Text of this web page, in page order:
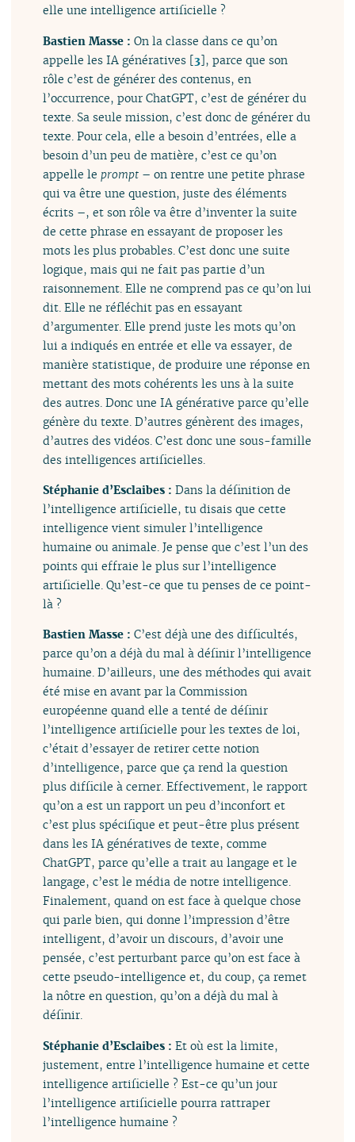
elle une intelligence artificielle ?
Bastien Masse :On la classe dans ce qu’on
appelle les IA génératives [3], parce que son
rôle c’est de générer des contenus, en
l’occurrence, pour ChatGPT, c’est de générer du
texte. Sa seule mission, c’est donc de générer du
texte. Pour cela, elle a besoin d’entrées, elle a
besoin d’un peu de matière, c’est ce qu’on
appelle le prompt – on rentre une petite phrase
qui va être une question, juste des éléments
écrits –, et son rôle va être d’inventer la suite
de cette phrase en essayant de proposer les
mots les plus probables. C’est donc une suite
logique, mais qui ne fait pas partie d’un
raisonnement. Elle ne comprend pas ce qu’on lui
dit. Elle ne réfléchit pas en essayant
d’argumenter. Elle prend juste les mots qu’on
lui a indiqués en entrée et elle va essayer, de
manière statistique, de produire une réponse en
mettant des mots cohérents les uns à la suite
des autres. Donc une IA générative parce qu’elle
génère du texte. D’autres génèrent des images,
d’autres des vidéos. C’est donc une sous-famille
des intelligences artificielles.
Stéphanie d’Esclaibes :Dans la définition de
l’intelligence artificielle, tu disais que cette
intelligence vient simuler l’intelligence
humaine ou animale. Je pense que c’est l’un des
points qui effraie le plus sur l’intelligence
artificielle. Qu’est-ce que tu penses de ce point-
là ?
Bastien Masse :C’est déjà une des difficultés,
parce qu’on a déjà du mal à définir l’intelligence
humaine. D’ailleurs, une des méthodes qui avait
été mise en avant par la Commission
européenne quand elle a tenté de définir
l’intelligence artificielle pour les textes de loi,
c’était d’essayer de retirer cette notion
d’intelligence, parce que ça rend la question
plus difficile à cerner. Effectivement, le rapport
qu’on a est un rapport un peu d’inconfort et
c’est plus spécifique et peut-être plus présent
dans les IA génératives de texte, comme
ChatGPT, parce qu’elle a trait au langage et le
langage, c’est le média de notre intelligence.
Finalement, quand on est face à quelque chose
qui parle bien, qui donne l’impression d’être
intelligent, d’avoir un discours, d’avoir une
pensée, c’est perturbant parce qu’on est face à
cette pseudo-intelligence et, du coup, ça remet
la nôtre en question, qu’on a déjà du mal à
définir.
Stéphanie d’Esclaibes :Et où est la limite,
justement, entre l’intelligence humaine et cette
intelligence artificielle ? Est-ce qu’un jour
l’intelligence artificielle pourra rattraper
l’intelligence humaine ?